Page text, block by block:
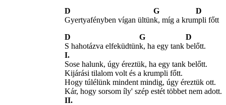
D G D
Gyertyafényben vígan ültünk, míg a krumpli főtt
D G D
S hahotázva elfeküdtünk, ha egy tank belőtt.
I.
Sose halunk, úgy éreztük, ha egy tank belőtt.
Kijárási tilalom volt és a krumpli főtt.
Hogy túlélünk mindent mindig, úgy éreztük ott.
Kár, hogy sorsom íly' szép estét többet nem adott.
II.